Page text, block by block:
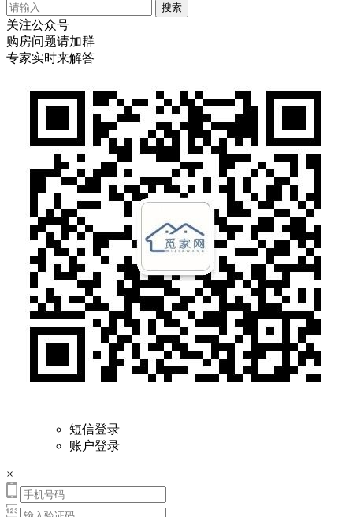
关注公众号
购房问题请加群
专家实时来解答
短信登录
账户登录
×